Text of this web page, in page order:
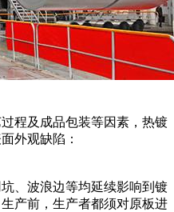
程及成品包装等因素，热镀
外观缺陷：
、波浪边等均延续影响到镀
产前，生产者都须对原板进